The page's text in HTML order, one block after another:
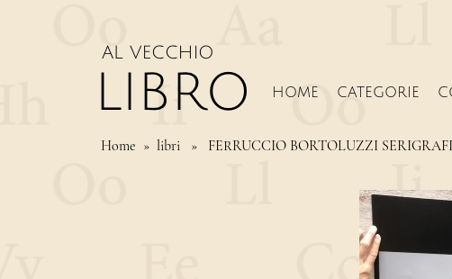
HOME CATEGORIE
Home » libri » FERRUCCIO BORTOLUZZI